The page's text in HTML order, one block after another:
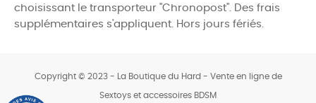
choisissant le transporteur "Chronopost". Des frais
supplémentaires s'appliquent. Hors jours fériés.
Copyright © 2023 - La Boutique du Hard - Vente en ligne de
Sextoys et accessoires BDSM